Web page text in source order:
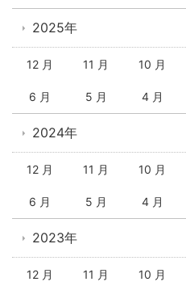
2025年
12 月 11 月 10 月
6 月 5 月 4 月
2024年
12 月 11 月 10 月
6 月 5 月 4 月
2023年
12 月 11 月 10 月